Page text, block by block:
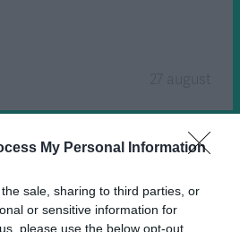
My Personal Information
sale, sharing to third parties, or
or sensitive information for
please use the below opt-out